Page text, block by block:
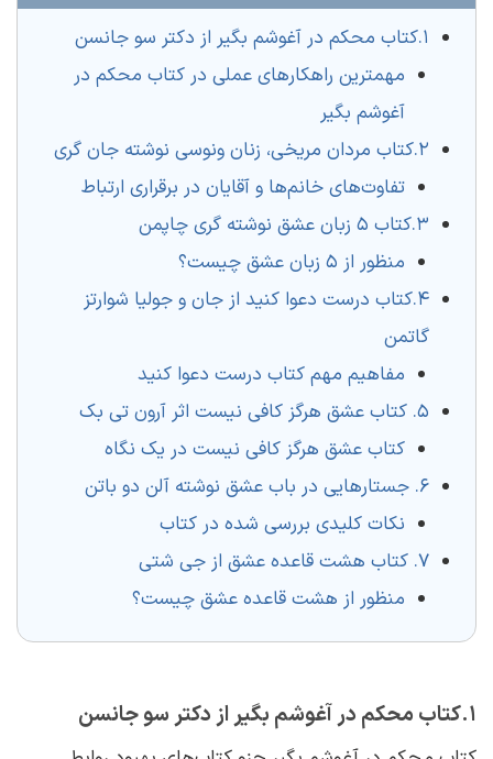
1.کتاب محکم در آغوشم بگیر از دکتر سو جانسن
مهمترین راهکارهای عملی در کتاب محکم در
آغوشم بگیر
2.کتاب مردان مریخی، زنان ونوسی نوشته جان گری
تفاوت‌های خانم‌ها و آقایان در برقراری ارتباط
3.کتاب 5 زبان عشق نوشته گری چاپمن
منظور از 5 زبان عشق چیست؟
4.کتاب درست دعوا کنید از جان و جولیا شوارتز
گاتمن
مفاهیم مهم کتاب درست دعوا کنید
5. کتاب عشق هرگز کافی نیست اثر آرون تی بک
کتاب عشق هرگز کافی نیست در یک نگاه
6. جستارهایی در باب عشق نوشته آلن دو باتن
نکات کلیدی بررسی شده در کتاب
7. کتاب هشت قاعده عشق از جی شتی
منظور از هشت قاعده عشق چیست؟
1.کتاب محکم در آغوشم بگیر از دکتر سو جانسن